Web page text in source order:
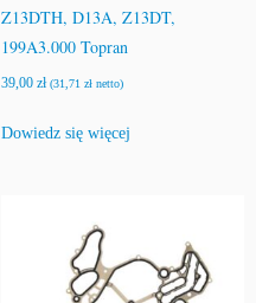
Z13DTH, D13A, Z13DT,
199A3.000 Topran
39,00 zł (31,71 złnetto)
Dowiedz się więcej